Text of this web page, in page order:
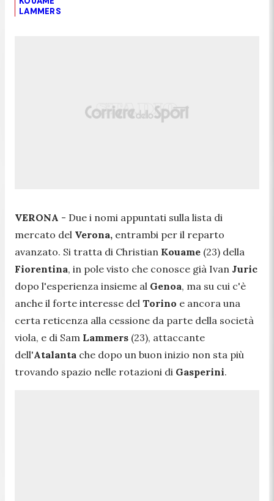
LAMMERS
VERONA - Due i nomi appuntati sulla lista di
mercato del Verona, entrambi per il reparto
avanzato. Si tratta di Christian Kouame (23) della
Fiorentina, in pole visto che conosce già Ivan Juric
dopo l'esperienza insieme al Genoa, ma su cui c'è
anche il forte interesse del Torino e ancora una
certa reticenza alla cessione da parte della società
viola, e di Sam Lammers (23), attaccante
dell'Atalanta che dopo un buon inizio non sta più
trovando spazio nelle rotazioni di Gasperini.